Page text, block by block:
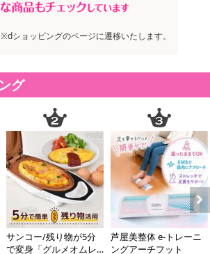
※dショッピングのページに遷移いたします。
グ
サンコー/残り物が5分
で変身「グルメオムレ
芦屋美整体 e-トレーニ
ングアーチフット
Next